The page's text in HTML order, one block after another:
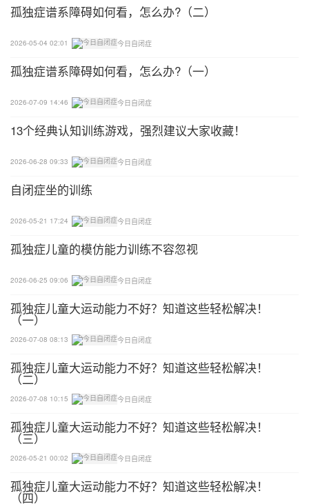
了解你的医生和你自己。
第三、如何看待当前从病因和生物学角度对孤独症谱
系障碍的种种干预尝试?
孤独症的病因和生物学治疗方面，目前为止，仍然还
是一个探索和发现的阶段，远未到可以盖棺定论的时
候。如果当下在这个领域有什么明白无误的信息可以
结论的话，那就是“孤独症谱系障碍的病因、病理机
制还不十分清楚，也没有任何公认的、可以推荐的针
对病因、病理机制的生物治疗措施”这句话。既然如
此，社会上流传的、甚至是从个别医院、机构所推荐
的种种生物治疗措施(包括但不限于各种脑神经营养
药物，外科治疗，免疫治疗，排毒治疗，禁食治疗，
各种磁疗和干细胞移植治疗等等)就并不是真正意义
专业、高深、科技的名词)，甚至有些是循证依据否
定了的治疗措施(比如大剂量镁加维生素B6，排毒治
孤独症谱系障碍如何看，怎么办?（二）
2026-05-04 02:01 今日自闭症
孤独症谱系障碍如何看，怎么办?（一）
2026-07-09 14:46 今日自闭症
13个经典认知训练游戏，强烈建议大家收藏！
2026-06-28 09:33 今日自闭症
自闭症坐的训练
2026-05-21 17:24 今日自闭症
孤独症儿童的模仿能力训练不容忽视
2026-06-25 09:06 今日自闭症
孤独症儿童大运动能力不好？知道这些轻松解决！
（一）
2026-07-08 08:13 今日自闭症
孤独症儿童大运动能力不好？知道这些轻松解决！
（二）
2026-07-08 10:15 今日自闭症
孤独症儿童大运动能力不好？知道这些轻松解决！
（三）
2026-05-21 00:02 今日自闭症
孤独症儿童大运动能力不好？知道这些轻松解决！
（四）